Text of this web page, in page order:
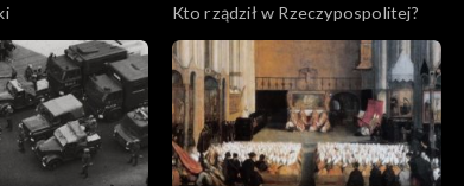
Kto rządził w Rzeczypospolitej?